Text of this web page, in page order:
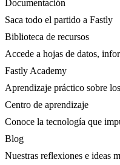
Documentación
Saca todo el partido a Fastly
Biblioteca de recursos
Accede a hojas de datos,
Fastly Academy
Aprendizaje práctico sobre
Centro de aprendizaje
Conoce la tecnología que
Blog
Nuestras reflexiones e ideas